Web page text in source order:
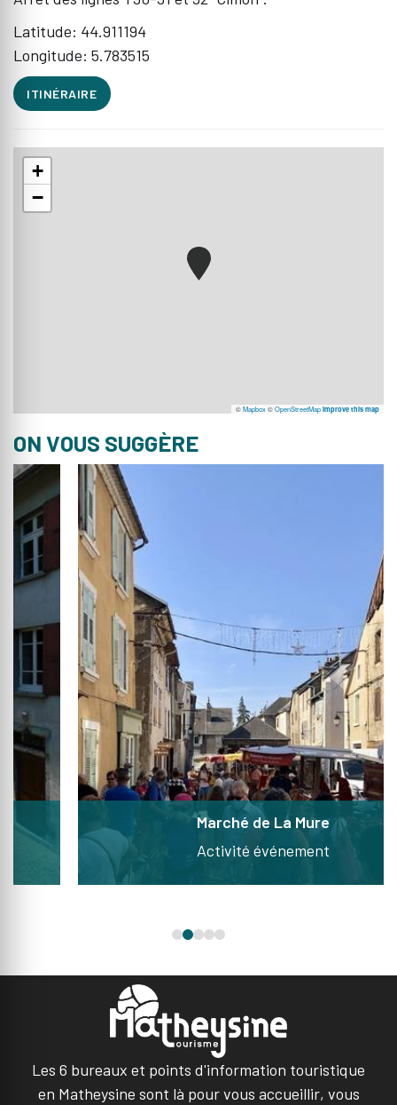
Latitude: 44.911194
Longitude: 5.783515
ITINÉRAIRE
+
−
©Mapbox©OpenStreetMap Improve this map
ON VOUS SUGGÈRE
Marché de La Mure
Activité événement
Les 6 bureaux et points d'information touristique
en Matheysine sont là pour vous accueillir, vous